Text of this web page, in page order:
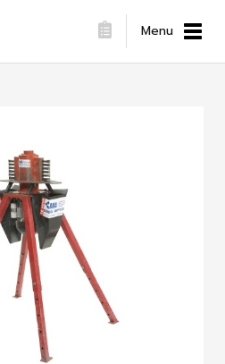
Menu